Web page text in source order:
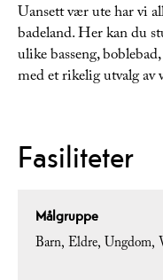
Uansett vær ute har vi
badeland. Her kan du
ulike basseng,
med et rikelig utvalg av
Fasiliteter
Målgruppe
Barn Eldre Ungdom